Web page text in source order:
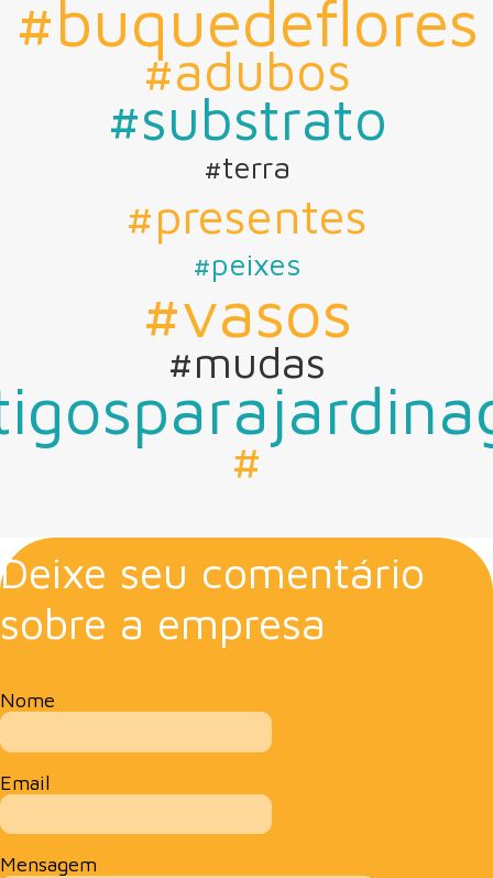
#buquedeflores
#adubos
#substrato
#terra
#presentes
#peixes
#vasos
#mudas
#
Deixe seu comentário
sobre a empresa
Nome
Email
Mensagem